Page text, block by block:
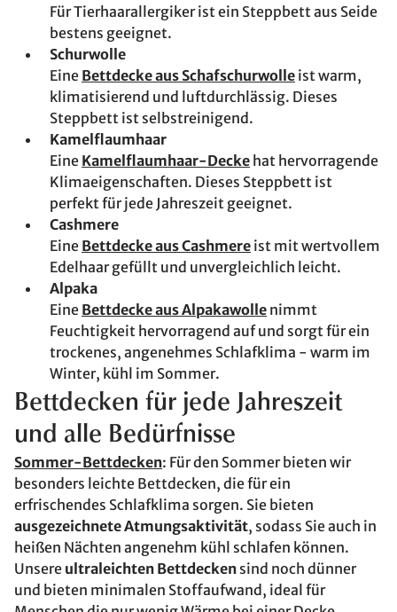
Für Tierhaarallergiker ist ein Steppbett aus Seide
bestens geeignet.
Schurwolle
Eine Bettdecke aus Schafschurwolle ist warm,
klimatisierend und luftdurchlässig. Dieses
Steppbett ist selbstreinigend.
Kamelflaumhaar
Eine Kamelflaumhaar-Decke hat hervorragende
Klimaeigenschaften. Dieses Steppbett ist
perfekt für jede Jahreszeit geeignet.
Cashmere
Eine Bettdecke aus Cashmere ist mit wertvollem
Edelhaar gefüllt und unvergleichlich leicht.
Alpaka
Eine Bettdecke aus Alpakawolle nimmt
Feuchtigkeit hervorragend auf und sorgt für ein
trockenes, angenehmes Schlafklima - warm im
Winter, kühl im Sommer.
Bettdecken für jede Jahreszeit
und alle Bedürfnisse
Sommer-Bettdecken: Für den Sommer bieten wir
besonders leichte Bettdecken, die für ein
erfrischendes Schlafklima sorgen. Sie bieten
ausgezeichnete Atmungsaktivität, sodass Sie auch in
heißen Nächten angenehm kühl schlafen können.
Unsere ultraleichten Bettdecken sind noch dünner
und bieten minimalen Stoffaufwand, ideal für